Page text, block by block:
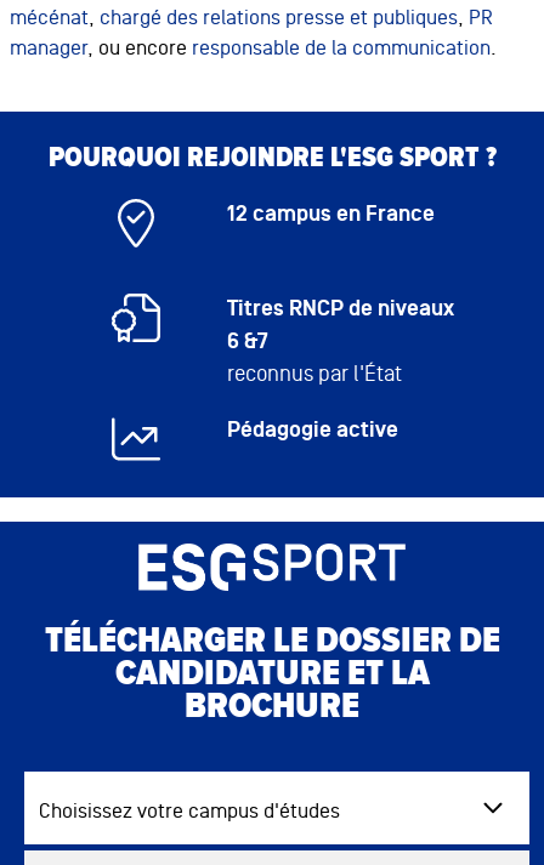
mécénat, chargé des relations presse et publiques, PR
manager, ou encore responsable de la communication.
POURQUOI REJOINDRE L'ESG SPORT ?
12 campus en France
Titres RNCP de niveaux
6 &7
reconnus par l'État
Pédagogie active
TÉLÉCHARGER LE DOSSIER DE
CANDIDATURE ET LA
BROCHURE
Choisissez votre campus d'études